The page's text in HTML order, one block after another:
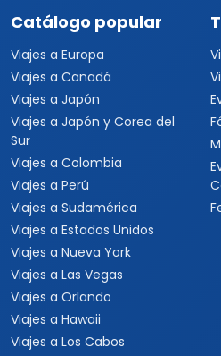
Catálogo popular
Viajes a Europa
Viajes a Canadá
Viajes a Japón
Viajes a Japón y Corea del
Sur
Viajes a Colombia
Viajes a Perú
Viajes a Sudamérica
Viajes a Estados Unidos
Viajes a Nueva York
Viajes a Las Vegas
Viajes a Orlando
Viajes a Hawaii
Viajes a Los Cabos